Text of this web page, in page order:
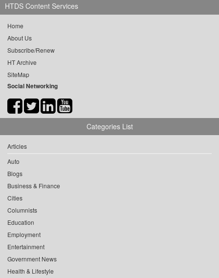
HTDS Content Services
Home
About Us
Subscribe/Renew
HT Archive
SiteMap
Social Networking
Categories List
Articles
Auto
Blogs
Business & Finance
Cities
Columnists
Education
Employment
Entertainment
Government News
Health & Lifestyle